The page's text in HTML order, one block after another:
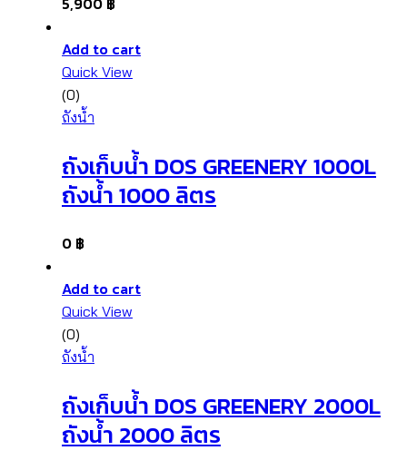
Add to cart
Quick View
(0)
ถังน้ำ
ถังเก็บน้ำ DOS GREENERY 1000L
ถังน้ำ 1000 ลิตร
0 ฿
Add to cart
Quick View
(0)
ถังน้ำ
ถังเก็บน้ำ DOS GREENERY 2000L
ถังน้ำ 2000 ลิตร